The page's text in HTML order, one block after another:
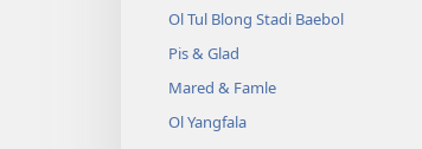
Ol Tul Blong Stadi Baebol
Pis & Glad
Mared & Famle
Ol Yangfala